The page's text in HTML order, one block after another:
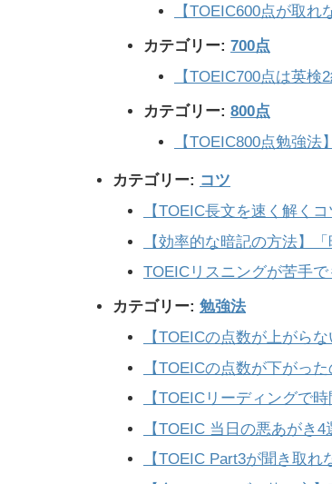
【TOEIC600点が取
カテゴリー: 700点
【TOEIC700点は英
カテゴリー: 800点
【TOEIC800点勉強
カテゴリー: コツ
【TOEIC長文を速く解く
【効率的な暗記の方法】
TOEICリスニングが苦手
カテゴリー: 勉強法
【TOEICの点数が上がら
【TOEICの点数が下がっ
【TOEICリーディングで
【TOEIC 当日の悪あがき
【TOEIC Part3が聞き取